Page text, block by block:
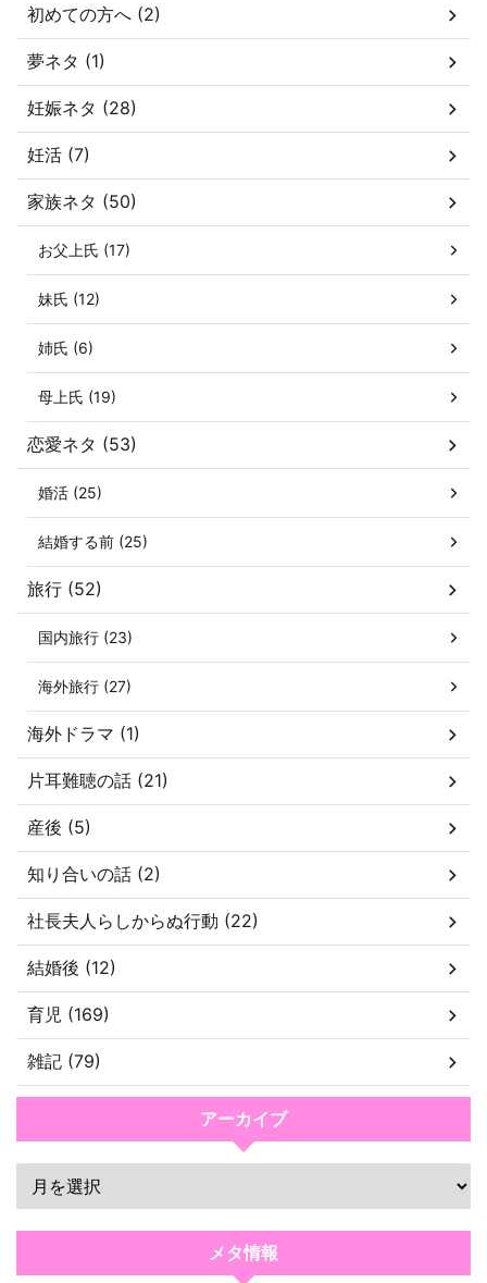
初めての方へ (2)
夢ネタ (1)
妊娠ネタ (28)
妊活 (7)
家族ネタ (50)
お父上氏 (17)
妹氏 (12)
姉氏 (6)
母上氏 (19)
恋愛ネタ (53)
婚活 (25)
結婚する前 (25)
旅行 (52)
国内旅行 (23)
海外旅行 (27)
海外ドラマ (1)
片耳難聴の話 (21)
産後 (5)
知り合いの話 (2)
社長夫人らしからぬ行動 (22)
結婚後 (12)
育児 (169)
雑記 (79)
アーカイブ
メタ情報